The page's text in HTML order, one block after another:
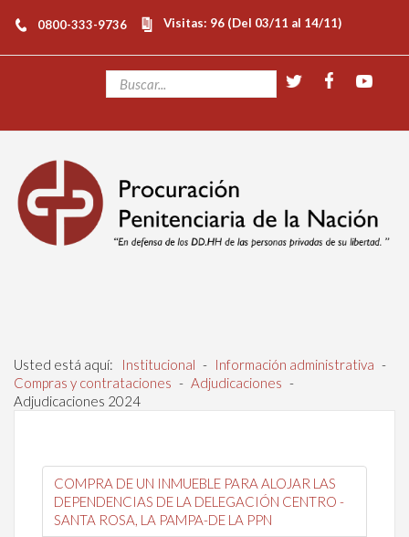
0800-333-9736 Visitas: 96 (Del 03/11 al 14/11)
Usted está aquí: Institucional - Información administrativa -
Compras y contrataciones - Adjudicaciones -
Adjudicaciones 2024
COMPRA DE UN INMUEBLE PARA ALOJAR LAS
DEPENDENCIAS DE LA DELEGACIÓN CENTRO -
SANTA ROSA, LA PAMPA-DE LA PPN